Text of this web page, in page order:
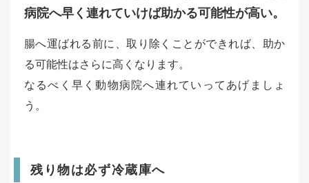
病院へ早く連れていけば助かる可能性が高い。
腸へ運ばれる前に、取り除くことができれば、助か
る可能性はさらに高くなります。
なるべく早く動物病院へ連れていってあげましょ
う。
残り物は必ず冷蔵庫へ